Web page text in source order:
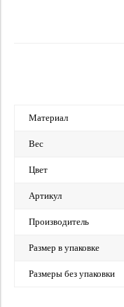
Материал
Вес
Цвет
Артикул
Производитель
Размер в упаковке
Размеры без упаковки